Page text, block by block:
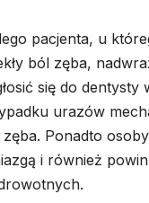
pacjenta, u
ból zęba,
się do
urazów
Ponadto
i również